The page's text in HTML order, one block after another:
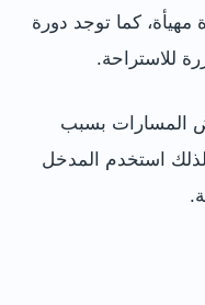
الميني غولف 12 حفرة مهيأة، كما توجد دورة
المسارات بسبب
لذلك استخدم المدخل